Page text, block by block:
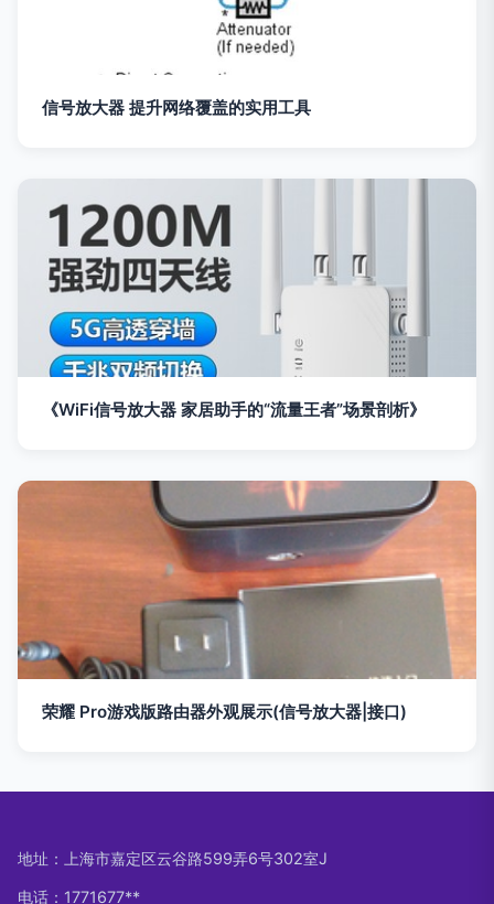
信号放大器 提升网络覆盖的实用工具
《WiFi信号放大器 家居助手的“流量王者”场景剖析》
荣耀 Pro游戏版路由器外观展示(信号放大器|接口)
地址：上海市嘉定区云谷路599弄6号302室J
电话：1771677**